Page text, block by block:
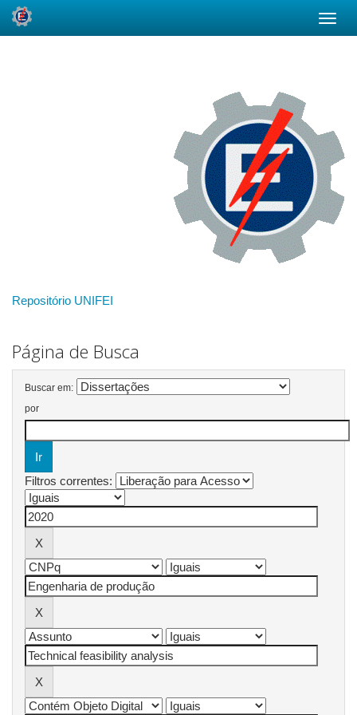
Repositório UNIFEI
Página de Busca
Buscar em:
por
Filtros correntes: